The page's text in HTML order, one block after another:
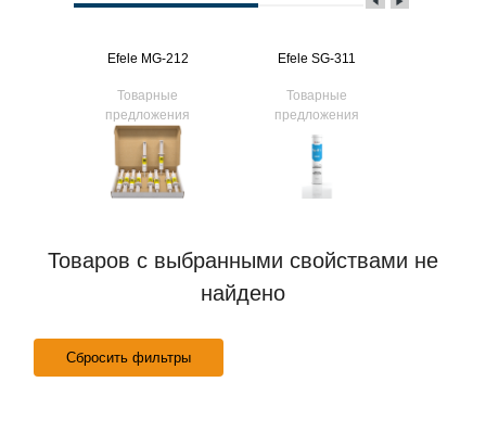
Efele MG-212
Товарные
предложения
Efele SG-311
Товарные
предложения
Товаров с выбранными свойствами не
найдено
Сбросить фильтры